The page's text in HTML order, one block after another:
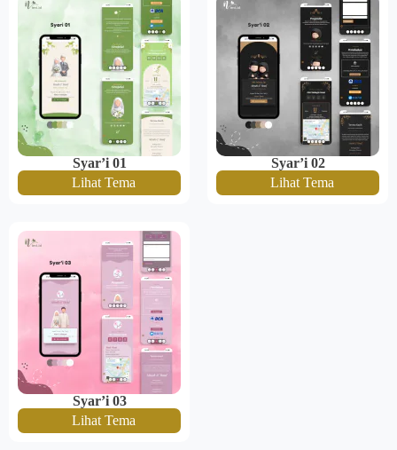
Syar’i 01
Lihat Tema
Syar’i 02
Lihat Tema
Syar’i 03
Lihat Tema